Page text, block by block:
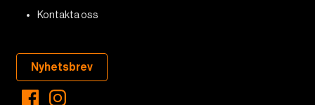
Kontakta oss
Nyhetsbrev